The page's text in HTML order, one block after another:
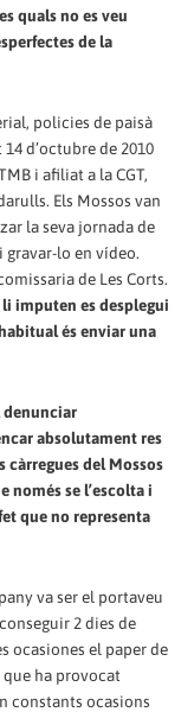
quals no es veu
de la
policies de paisà
d’octubre de 2010
i afiliat a la CGT,
Els Mossos van
la seva jornada de
gravar-lo en vídeo.
de Les Corts.
imputen es desplegui
és enviar una
denunciar
absolutament res
càrregues del Mossos
només se l’escolta i
que no representa
va ser el portaveu
2 dies de
ocasiones el paper de
que ha provocat
constants ocasions